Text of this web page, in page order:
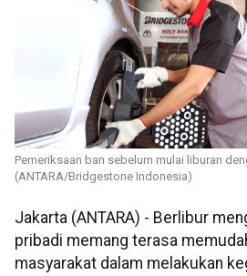
Pemeriksaan ban sebelum mulai liburan
(ANTARA/Bridgestone Indonesia)
Jakarta (ANTARA) - Berlibur
pribadi memang terasa
masyarakat dalam melakukan